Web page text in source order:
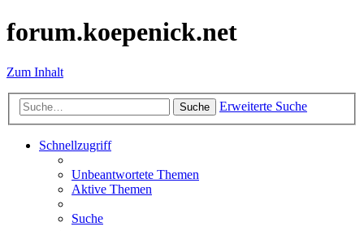
forum.koepenick.net
Zum Inhalt
Suche Erweiterte Suche
Schnellzugriff
Unbeantwortete Themen
Aktive Themen
Suche